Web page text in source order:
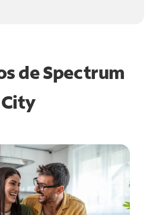
de Spectrum